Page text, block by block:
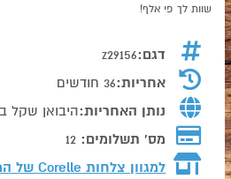
שוות לך פי אלף!
דגם:z29156
אחריות:36 חודשים
נותן האחריות:היבואן שקל
מס' תשלומים: 12
למגוון צלחות Corelle של המותג